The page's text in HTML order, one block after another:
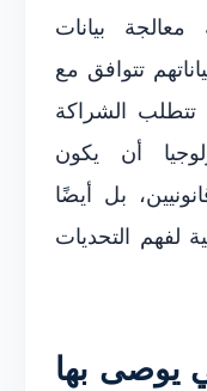
بيانات
تتوافق مع
تتطلب الشراكة
أن يكون
بل أيضًا
لفهم التحديات
يوصى بها